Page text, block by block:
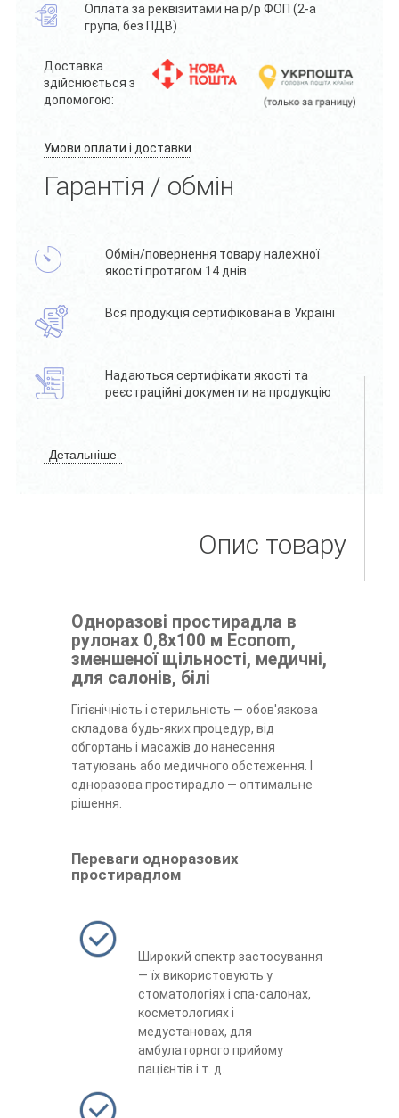
Оплата за реквізитами на р/р ФОП (2-а
група, без ПДВ)
Доставка
здійснюється з
допомогою:
Умови оплати і доставки
Гарантія / обмін
Обмін/повернення товару належної
якості протягом 14 днів
Вся продукція сертифікована в Україні
Надаються сертифікати якості та
реєстраційні документи на продукцію
Детальніше
Опис товару
Одноразові простирадла в
рулонах 0,8х100 м Econom,
зменшеної щільності, медичні,
для салонів, білі
Гігієнічність і стерильність — обов'язкова
складова будь-яких процедур, від
обгортань і масажів до нанесення
татуювань або медичного обстеження. І
одноразова простирадло — оптимальне
рішення.
Переваги одноразових
простирадлом
Широкий спектр застосування
— їх використовують у
стоматологіях і спа-салонах,
косметологиях і
медустановах, для
амбулаторного прийому
пацієнтів і т. д.